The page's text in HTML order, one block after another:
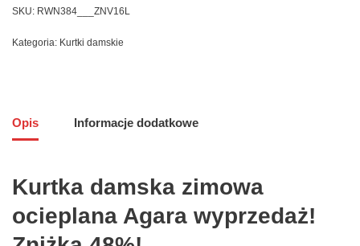
SKU: RWN384___ZNV16L
Kategoria: Kurtki damskie
Opis Informacje dodatkowe
Kurtka damska zimowa
ocieplana Agara wyprzedaż!